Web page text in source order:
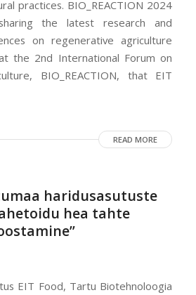
practices. BIO_REACTION 2024
the latest research and
on regenerative agriculture
the 2nd International Forum on
BIO_REACTION, that EIT
READ MORE
haridusasutuste
hea tahte
EIT Food, Tartu Biotehnoloogia